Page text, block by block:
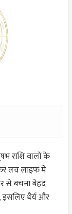
राशि वालों के
लव लाइफ में
से बचना बेहद
इसलिए धैर्य और